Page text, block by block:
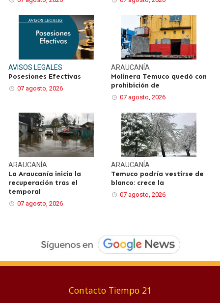
AVISOS LEGALES
Posesiones Efectivas
07 agosto, 2026
ARAUCANÍA
Molinera Temuco quedó con
prohibición de
07 agosto, 2026
ARAUCANÍA
La Araucanía inicia la
recuperación tras el
temporal
07 agosto, 2026
ARAUCANÍA
Temuco podría vestirse de
blanco: crece la
07 agosto, 2026
Contacto Tiempo 21